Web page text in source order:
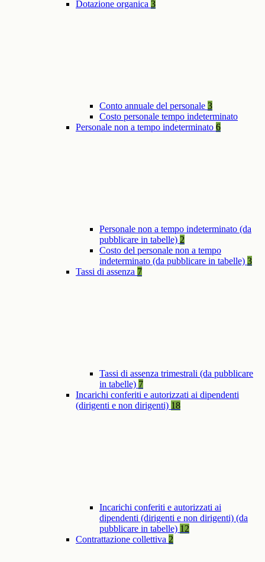
Dotazione organica 3
Conto annuale del personale 3
Costo personale tempo indeterminato
Personale non a tempo indeterminato 6
Personale non a tempo indeterminato (da
pubblicare in tabelle) 2
Costo del personale non a tempo
indeterminato (da pubblicare in tabelle) 3
Tassi di assenza 7
Tassi di assenza trimestrali (da pubblicare
in tabelle) 7
Incarichi conferiti e autorizzati ai dipendenti
(dirigenti e non dirigenti) 18
Incarichi conferiti e autorizzati ai
dipendenti (dirigenti e non dirigenti) (da
pubblicare in tabelle) 12
Contrattazione collettiva 2